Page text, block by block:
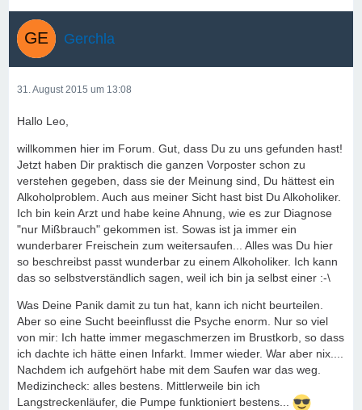
Gerchla
31. August 2015 um 13:08
Hallo Leo,
willkommen hier im Forum. Gut, dass Du zu uns gefunden hast!
Jetzt haben Dir praktisch die ganzen Vorposter schon zu
verstehen gegeben, dass sie der Meinung sind, Du hättest ein
Alkoholproblem. Auch aus meiner Sicht hast bist Du Alkoholiker.
Ich bin kein Arzt und habe keine Ahnung, wie es zur Diagnose
"nur Mißbrauch" gekommen ist. Sowas ist ja immer ein
wunderbarer Freischein zum weitersaufen... Alles was Du hier
so beschreibst passt wunderbar zu einem Alkoholiker. Ich kann
das so selbstverständlich sagen, weil ich bin ja selbst einer :-\
Was Deine Panik damit zu tun hat, kann ich nicht beurteilen.
Aber so eine Sucht beeinflusst die Psyche enorm. Nur so viel
von mir: Ich hatte immer megaschmerzen im Brustkorb, so dass
ich dachte ich hätte einen Infarkt. Immer wieder. War aber nix....
Nachdem ich aufgehört habe mit dem Saufen war das weg.
Medizincheck: alles bestens. Mittlerweile bin ich
Langstreckenläufer, die Pumpe funktioniert bestens...